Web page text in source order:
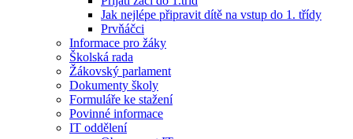
Jak nejlépe připravit dítě na vstup do 1. třídy
Prvňáčci
Informace pro žáky
Školská rada
Žákovský parlament
Dokumenty školy
Formuláře ke stažení
Povinné informace
IT oddělení